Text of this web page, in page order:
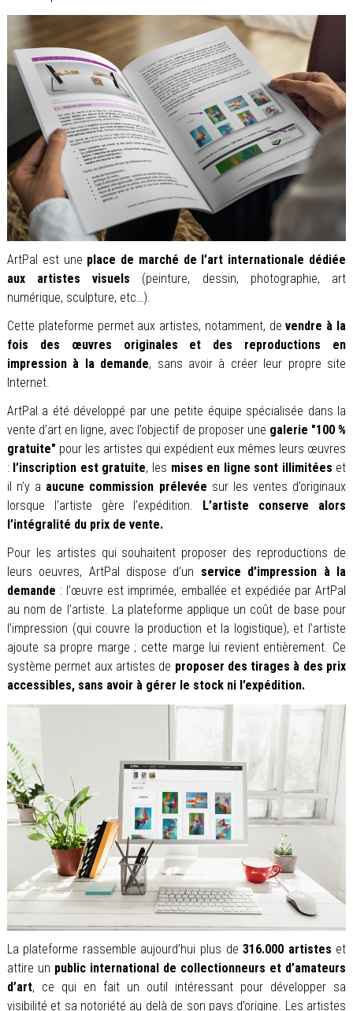
ArtPal est une place de marché de l’art internationale dédiée
aux artistes visuels (peinture, dessin, photographie, art
numérique, sculpture, etc…).
Cette plateforme permet aux artistes, notamment, devendre à la
fois des œuvres originales et des reproductions en
impression à la demande, sans avoir à créer leur propre site
Internet.
ArtPal a été développé par une petite équipe spécialisée dans la
vente d’art en ligne, avec l’objectif de proposer une galerie "100 %
gratuite" pour les artistes qui expédient eux mêmes leurs œuvres
: l’inscription est gratuite, les mises en ligne sont illimitées et
il n’y a aucune commission prélevée sur les ventes d’originaux
lorsque l’artiste gère l’expédition.
L’artiste conserve alors
l’intégralité du prix de vente.
Pour les artistes qui souhaitent proposer des reproductions de
leurs oeuvres, ArtPal dispose d’un service d’impression à la
demande : l’œuvre est imprimée, emballée et expédiée par ArtPal
au nom de l’artiste. La plateforme applique un coût de base pour
l’impression (qui couvre la production et la logistique), et l’artiste
ajoute sa propre marge ; cette marge lui revient entièrement. Ce
système permet aux artistes de proposer des tirages à des prix
accessibles, sans avoir à gérer le stock ni l’expédition.
La plateforme rassemble aujourd’hui plus de316.000 artistes et
attire un public international de collectionneurs et d’amateurs
d’art, ce qui en fait un outil intéressant pour développer sa
visibilité et sa notoriété au delà de son pays d’origine. Les artistes